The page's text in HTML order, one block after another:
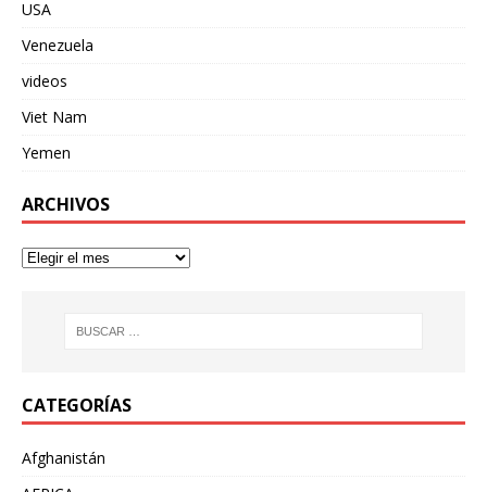
USA
Venezuela
videos
Viet Nam
Yemen
ARCHIVOS
CATEGORÍAS
Afghanistán